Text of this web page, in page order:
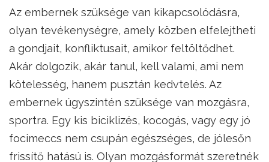
Az embernek szüksége van kikapcsolódásra,
olyan tevékenységre, amely közben elfelejtheti
a gondjait, konfliktusait, amikor feltöltődhet.
Akár dolgozik, akár tanul, kell valami, ami nem
kötelesség, hanem pusztán kedvtelés. Az
embernek úgyszintén szüksége van mozgásra,
sportra. Egy kis biciklizés, kocogás, vagy egy jó
focimeccs nem csupán egészséges, de jólesőn
frissítő hatású is. Olyan mozgásformát szeretnék